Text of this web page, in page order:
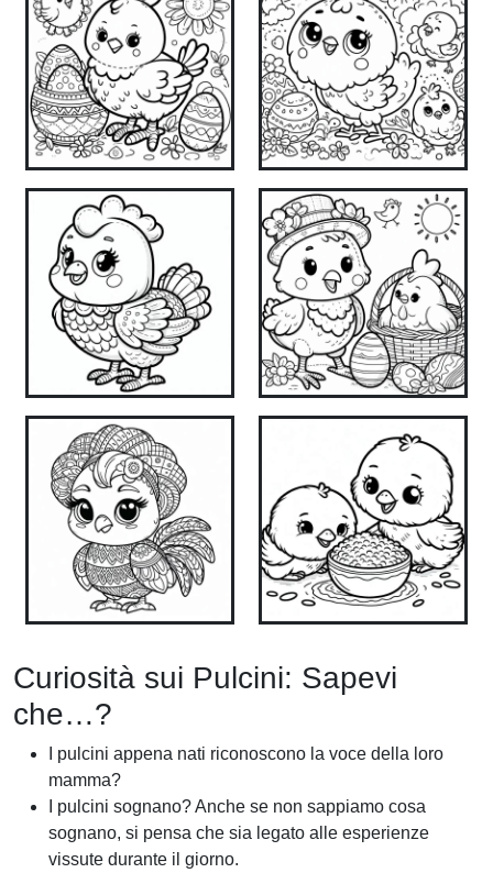
Curiosità sui Pulcini: Sapevi
che…?
I pulcini appena nati riconoscono la voce della loro
mamma?
I pulcini sognano? Anche se non sappiamo cosa
sognano, si pensa che sia legato alle esperienze
vissute durante il giorno.